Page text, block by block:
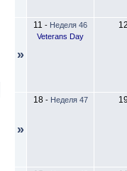
»
11 - Неделя 46
Veterans Day
»
18- Неделя 47